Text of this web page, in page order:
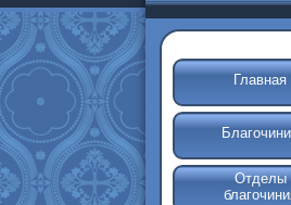
Главная
Отделы